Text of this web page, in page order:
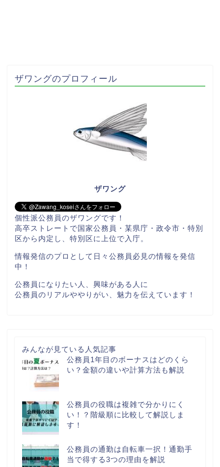
ザワングのプロフィール
ザワング
個性派公務員のザワングです！
高卒ストレートで国家公務員・某県庁・政令市・特別
区から内定し、特別区に上位で入庁。
情報発信のプロとして日々公務員必見の情報を発信
中！
公務員になりたい人、興味がある人に
公務員のリアルややりがい、魅力を伝えています！
みんなが見ている人気記事
公務員1年目のボーナスはどのくら
い？金額の違いや計算方法も解説
公務員の役職は複雑で分かりにく
い！？階級順に比較して解説しま
す！
公務員の通勤は自転車一択！通勤手
当で得する3つの理由を解説